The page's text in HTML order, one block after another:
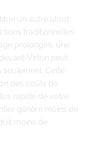
un autre atout
traditionnelles
prolongés, une
Virton peut
seulement. Cette
des coûts de
rapide de votre
génère moins de
moins de